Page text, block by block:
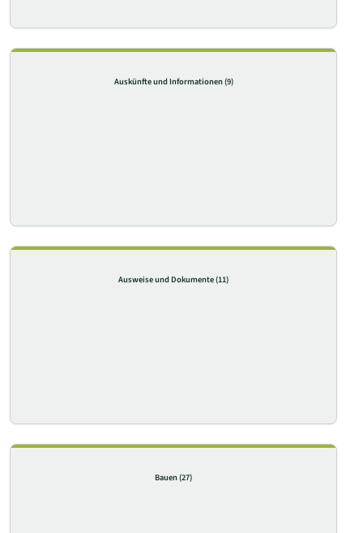
Auskünfte und Informationen(9)
Ausweise und Dokumente(11)
Bauen(27)